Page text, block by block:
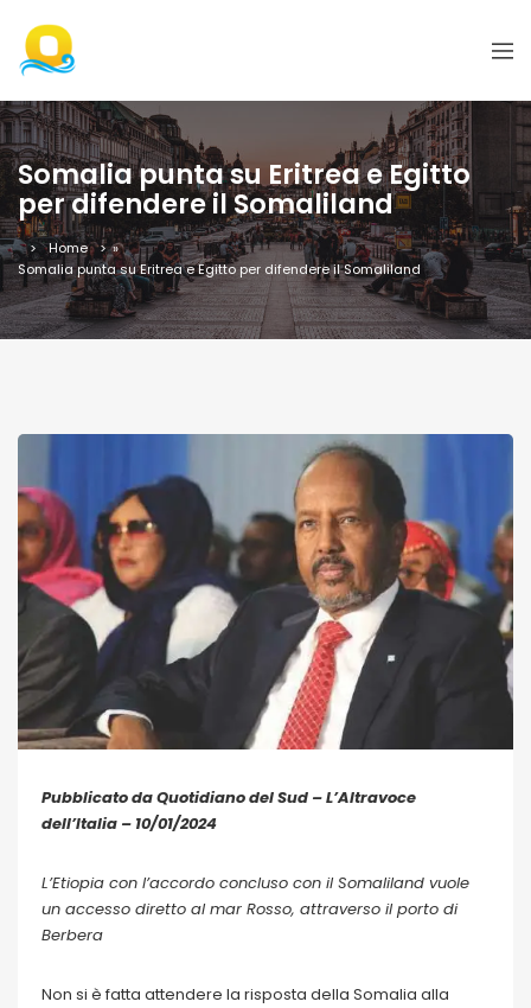
Somalia punta su Eritrea e Egitto
per difendere il Somaliland
Home
»
Somalia punta su Eritrea e Egitto per difendere il Somaliland
Pubblicato da Quotidiano del Sud – L’Altravoce
dell’Italia – 10/01/2024
L’Etiopia con l’accordo concluso con il Somaliland vuole
un accesso diretto al mar Rosso, attraverso il porto di
Berbera
Non si è fatta attendere la risposta della Somalia alla